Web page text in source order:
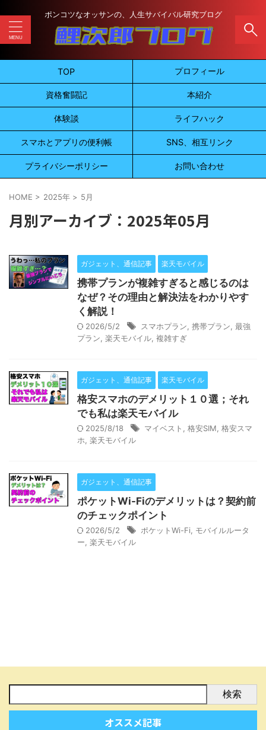
ポンコツなオッサンの、人生サバイバル研究ブログ
TOP プロフィール
資格奮闘記 本紹介
体験談 ライフハック
スマホとアプリの便利帳 SNS、相互リンク
プライバシーポリシー お問い合わせ
HOME > 2025年 > 5月
月別アーカイブ：2025年05月
ガジェット、通信記事 楽天モバイル
携帯プランが複雑すぎると感じるのは
なぜ？その理由と解決法をわかりやす
く解説！
2026/5/2 スマホプラン 携帯プラン 最強
プラン 楽天モバイル 複雑すぎ
ガジェット、通信記事 楽天モバイル
格安スマホのデメリット１０選；それ
でも私は楽天モバイル
2025/8/18 マイベスト 格安SIM 格安スマ
ホ 楽天モバイル
ガジェット、通信記事
ポケットWi-Fiのデメリットは？契約前
のチェックポイント
2026/5/2 ポケットWi-Fi
モバイルルータ
ー 楽天モバイル
検索
オススメ記事